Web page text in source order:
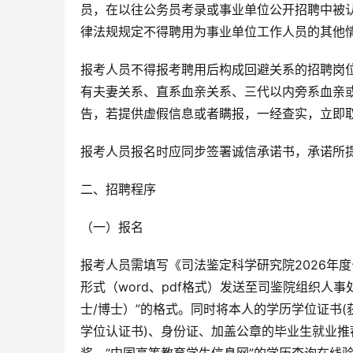
员，在以往公务员考录或事业单位公开招聘中
律法规规定不得聘用为事业单位工作人员的其他
报考人员不得报考聘用后构成回避关系的招聘
有夫妻关系、直系血亲关系、三代以内旁系血
告，若提供虚假信息或者瞒报，一经查实，立即
报考人员报名时应同步签署诚信承诺书，承诺
二、招聘程序
（一）报名
报考人员需填写《司法鉴定科学研究院2026年
形式（word、pdf格式）发送至司鉴院组织人事
士/博士）”的格式。同时将本人的学历学位证书
学位认证书)、身份证、加盖公章的毕业生就业